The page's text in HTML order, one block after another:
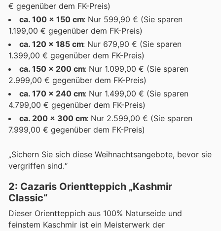
€ gegenüber dem FK-Preis)
ca. 100 x 150 cm: Nur 599,90 € (Sie sparen
1.199,00 € gegenüber dem FK-Preis)
ca. 120 x 185 cm: Nur 679,90 € (Sie sparen
1.399,00 € gegenüber dem FK-Preis)
ca. 150 x 200 cm: Nur 1.099,00 € (Sie sparen
2.999,00 € gegenüber dem FK-Preis)
ca. 170 x 240 cm: Nur 1.499,00 € (Sie sparen
4.799,00 € gegenüber dem FK-Preis)
ca. 200 x 300 cm: Nur 2.599,00 € (Sie sparen
7.999,00 € gegenüber dem FK-Preis)
„Sichern Sie sich diese Weihnachtsangebote, bevor sie
vergriffen sind.“
2: Cazaris Orientteppich „Kashmir
Classic“
Dieser Orientteppich aus 100% Naturseide und
feinstem Kaschmir ist ein Meisterwerk der